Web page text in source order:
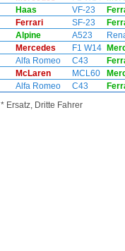
Haas VF-23
Ferrari SF-23
Alpine A523
Mercedes F1 W14
Alfa Romeo C43
McLaren MCL60
Alfa Romeo C43
* Ersatz, Dritte Fahrer